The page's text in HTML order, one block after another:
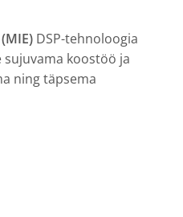
(MIE)DSP-tehnoloogia
koostöö ja
ning täpsema